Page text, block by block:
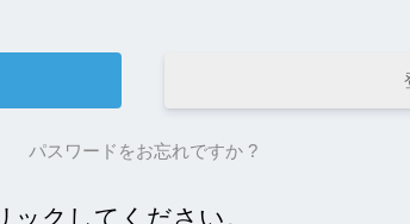
パスワードをお忘れですか ?
ックしてください。